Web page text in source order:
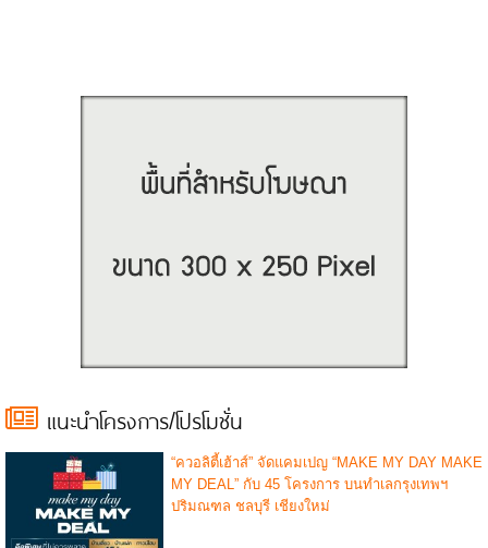
แนะนำโครงการ/โปรโมชั่น
“ควอลิตี้เฮ้าส์” จัดแคมเปญ “MAKE MY DAY MAKE
MY DEAL” กับ 45 โครงการ บนทำเลกรุงเทพฯ
ปริมณฑล ชลบุรี เชียงใหม่